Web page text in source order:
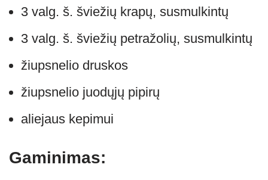
3 valg. š. šviežių krapų, susmulkintų
3 valg. š. šviežių petražolių, susmulkintų
žiupsnelio druskos
žiupsnelio juodųjų pipirų
aliejaus kepimui
Gaminimas: